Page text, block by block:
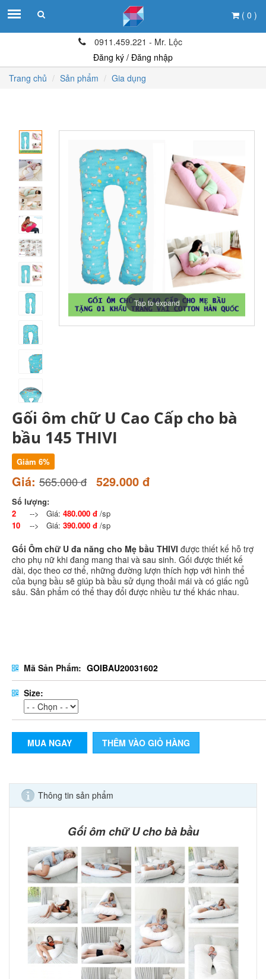
0911.459.221 - Mr. Lộc
Đăng ký / Đăng nhập
( 0 )
Trang chủ Sản phẩm Gia dụng
Tap to expand
Gối ôm chữ U Cao Cấp cho bà
bầu 145 THIVI
Giảm 6%
Giá: 565.000 đ 529.000 đ
Số lượng:
2
--> Giá: 480.000 đ /sp
10 --> Giá: 390.000 đ /sp
Gối Ôm chữ U đa năng cho Mẹ bầu THIVI được thiết kế hỗ trợ
cho phụ nữ khi đang mang thai và sau sinh. Gối được thiết kế
dài, dọc theo cơ thể, những đường lượn thích hợp với hình thể
của bụng bầu sẽ giúp bà bầu sử dụng thoải mái và có giấc ngủ
sâu. Sản phẩm có thể thay đổi được nhiều tư thế khác nhau.
Mã Sản Phẩm: GOIBAU20031602
Size:
MUA NGAY THÊM VÀO GIỎ HÀNG
Thông tin sản phẩm
Gối ôm chữ U cho bà bầu